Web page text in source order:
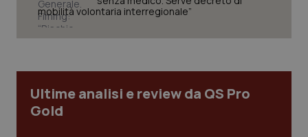
mobilità volontaria interregionale”
Ultime analisi e review da QS Pro
Gold
sito web abilitandone funzionalità di base quali la
navigazione sulle pagine e l'accesso alle aree
protette del sito. Il sito web non è in grado di
funzionare correttamente senza questi cookie.
.youtube.com